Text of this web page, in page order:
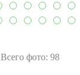
Всего фото: 98